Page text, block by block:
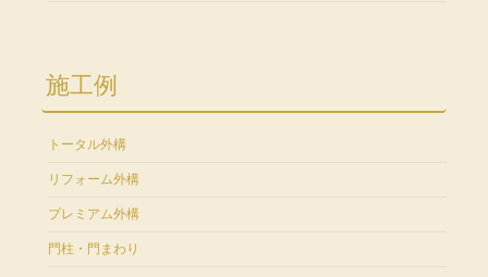
施工例
トータル外構
リフォーム外構
プレミアム外構
門柱・門まわり